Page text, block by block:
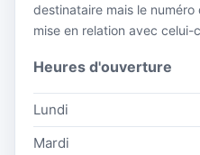
destinataire mais le
mise en relation avec celui-
Heures d'ouverture
Lundi
Mardi